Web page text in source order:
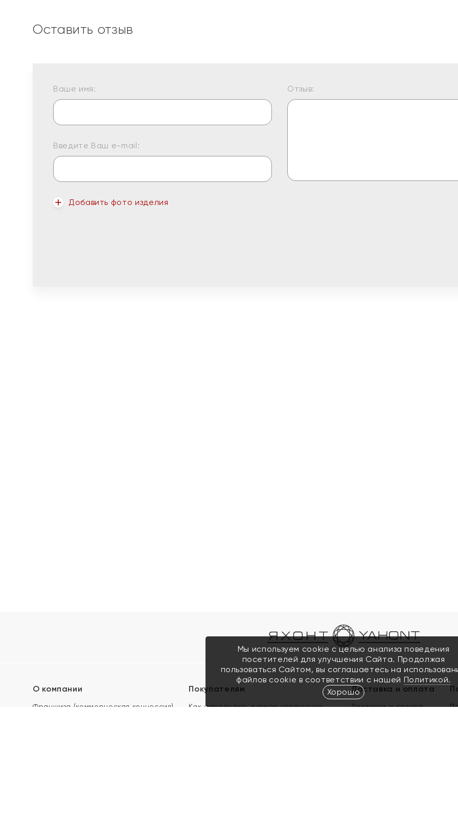
Оставить отзыв
Ваше имя:
Введите Ваш e-mail:
Добавить фото изделия
Отзыв:
О компании
Франшиза (коммерческая концессия)
Покупателям
Как определить размер украшения
Доставка и оплата
Доставка и оплата
Мы используем cookie с целью анализа поведения
посетителей для улучшения Сайта. Продолжая
пользоваться Сайтом, вы соглашаетесь на
файлов cookie в соответствии с нашей Политикой.
Хорошо